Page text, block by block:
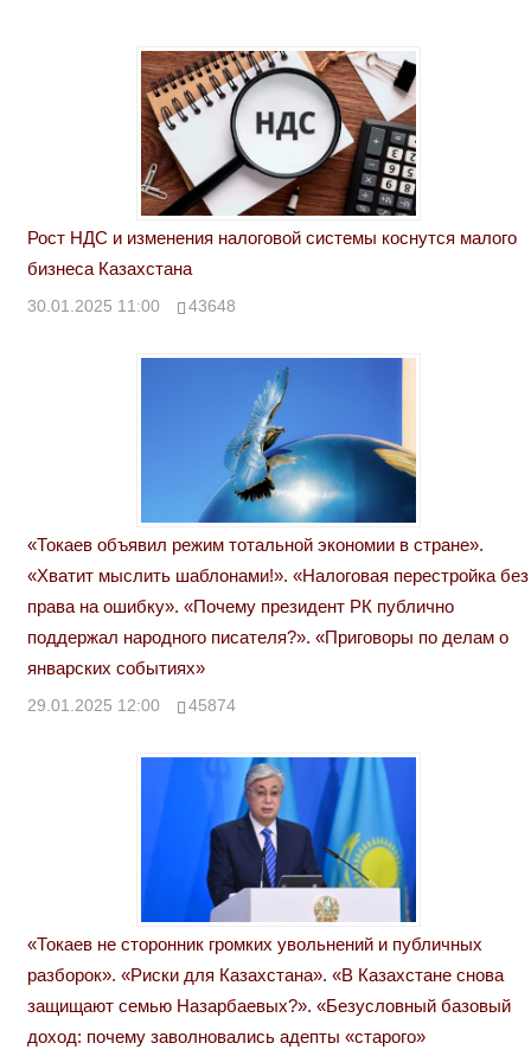
Рост НДС и изменения налоговой системы коснутся малого
бизнеса Казахстана
30.01.2025 11:00 43648
«Токаев объявил режим тотальной экономии в стране».
«Хватит мыслить шаблонами!». «Налоговая перестройка без
права на ошибку». «Почему президент РК публично
поддержал народного писателя?». «Приговоры по делам о
январских событиях»
29.01.2025 12:00 45874
«Токаев не сторонник громких увольнений и публичных
разборок». «Риски для Казахстана». «В Казахстане снова
защищают семью Назарбаевых?». «Безусловный базовый
доход: почему заволновались адепты «старого»